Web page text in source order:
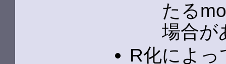
たる
場合が
R化によっ